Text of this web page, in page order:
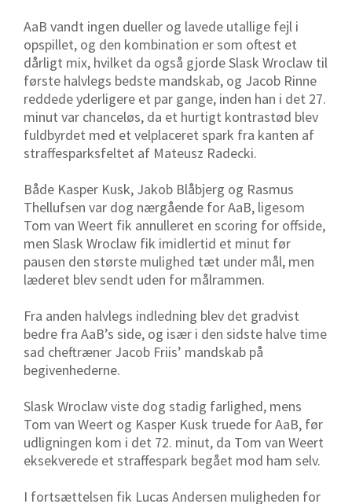
AaB vandt ingen dueller og lavede utallige fejl i
opspillet, og den kombination er som oftest et
dårligt mix, hvilket da også gjorde Slask Wroclaw til
første halvlegs bedste mandskab, og Jacob Rinne
reddede yderligere et par gange, inden han i det 27.
minut var chanceløs, da et hurtigt kontrastød blev
fuldbyrdet med et velplaceret spark fra kanten af
straffesparksfeltet af Mateusz Radecki.
Både Kasper Kusk, Jakob Blåbjerg og Rasmus
Thellufsen var dog nærgående for AaB, ligesom
Tom van Weert fik annulleret en scoring for offside,
men Slask Wroclaw fik imidlertid et minut før
pausen den største mulighed tæt under mål, men
læderet blev sendt uden for målrammen.
Fra anden halvlegs indledning blev det gradvist
bedre fra AaB’s side, og især i den sidste halve time
sad cheftræner Jacob Friis’ mandskab på
begivenhederne.
Slask Wroclaw viste dog stadig farlighed, mens
Tom van Weert og Kasper Kusk truede for AaB, før
udligningen kom i det 72. minut, da Tom van Weert
eksekverede et straffespark begået mod ham selv.
I fortsættelsen fik Lucas Andersen muligheden for